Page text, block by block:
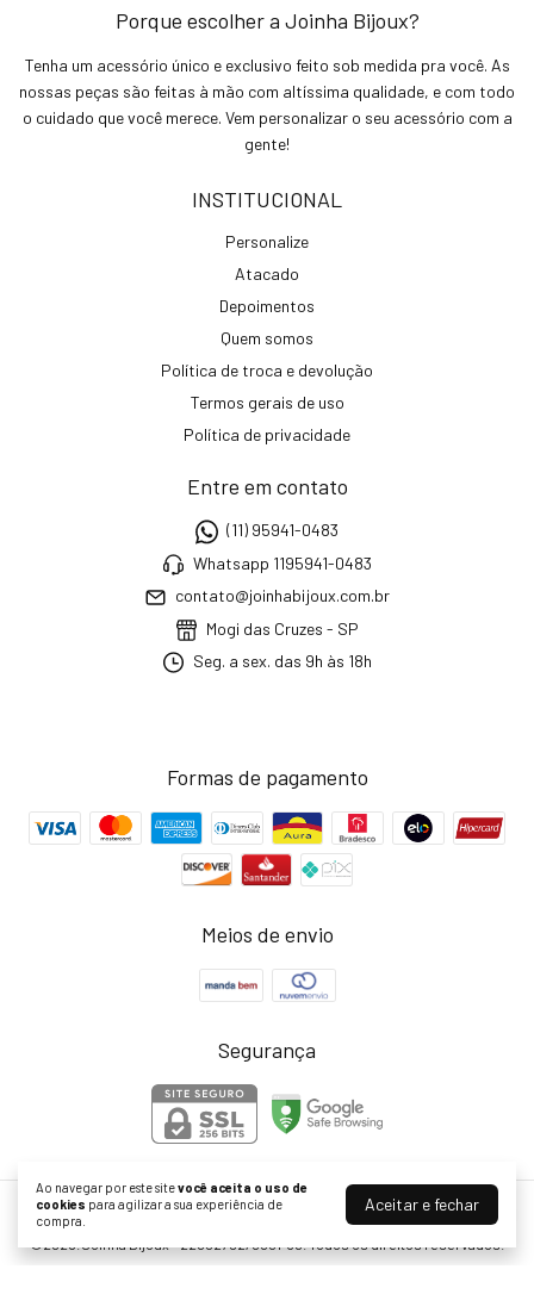
Ao navegar por este sitevocê aceita o uso de
cookies para agilizar a sua experiência de
compra.
Aceitar e fechar
Porque escolher a Joinha Bijoux?
Tenha um acessório único e exclusivo feito sob medida pra você. As
nossas peças são feitas à mão com altíssima qualidade, e com todo
o cuidado que você merece. Vem personalizar o seu acessório com a
gente!
INSTITUCIONAL
Personalize
Atacado
Depoimentos
Quem somos
Política de troca e devolução
Termos gerais de uso
Política de privacidade
Entre em contato
(11) 95941-0483
Whatsapp 1195941-0483
contato@joinhabijoux.com.br
Mogi das Cruzes - SP
Seg. a sex. das 9h às 18h
Formas de pagamento
Meios de envio
Segurança
Acessórios com personalidade - Loja Joinha Bijoux
©2026. Joinha Bijoux - 22502792/0001-35. Todos os direitos reservados.